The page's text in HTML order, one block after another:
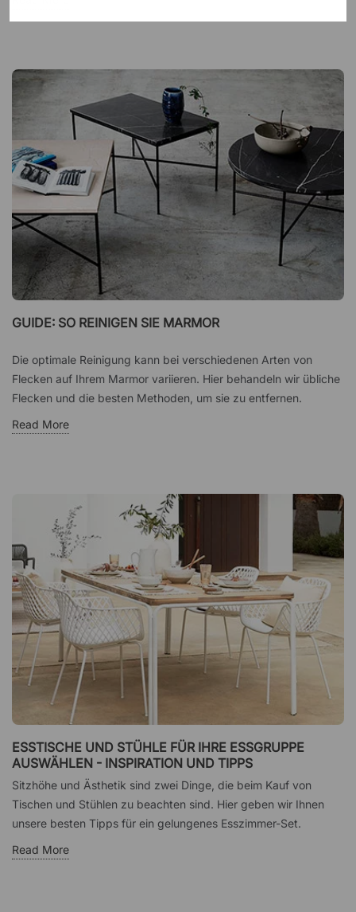
GUIDE: SO REINIGEN SIE MARMOR
Die optimale Reinigung kann bei verschiedenen Arten von
Flecken auf Ihrem Marmor variieren. Hier behandeln wir übliche
Flecken und die besten Methoden, um sie zu entfernen.
Read More
ESSTISCHE UND STÜHLE FÜR IHRE ESSGRUPPE
AUSWÄHLEN - INSPIRATION UND TIPPS
Sitzhöhe und Ästhetik sind zwei Dinge, die beim Kauf von
Tischen und Stühlen zu beachten sind. Hier geben wir Ihnen
unsere besten Tipps für ein gelungenes Esszimmer-Set.
Read More